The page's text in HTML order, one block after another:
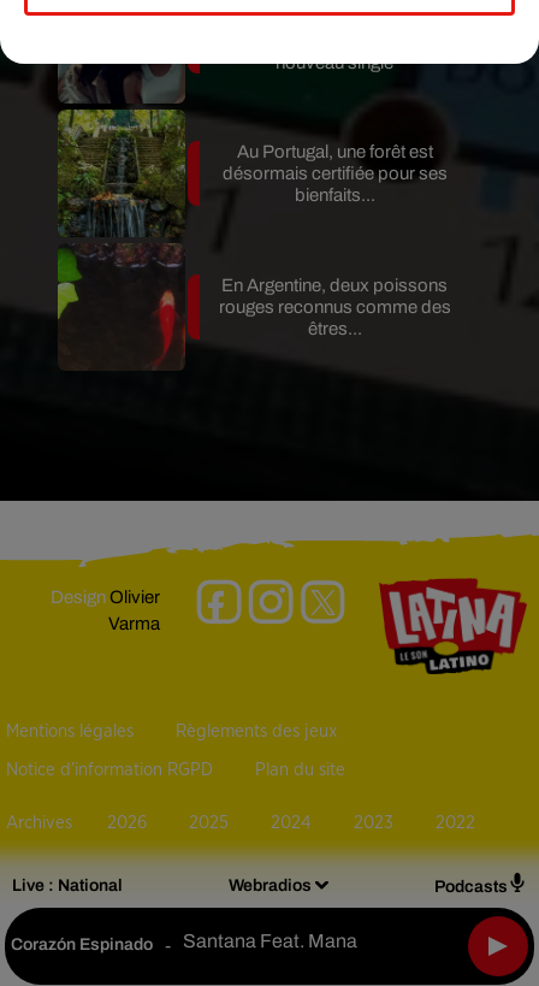
Live : National Webradios Podcasts
Corazón Espinado - Santana Feat. Mana
Benny Blanco invite Selena
nouveau single
Au Portugal, une forêt est
désormais certifiée pour ses
bienfaits...
En Argentine, deux poissons
rouges reconnus comme des
êtres...
DesignOlivier
Varma
Mentions légales Règlements des jeux
Notice d’information RGPD Plan du site
Archives 2026 2025 2024 2023 2022